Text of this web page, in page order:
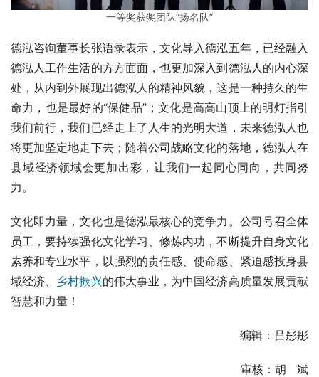
一等奖获奖团队“扬名队”
德泓咨询董事长张语录表示，文化导入德泓五年，已经融入
德泓人工作生活的方方面面，也更加深入到德泓人的内心深
处，从内到外展现出德泓人的精神风貌，这是一种持久的生
命力，也是最好的“保健品”；文化是高高山顶上的明灯指引
我们前行，我们已经走上了人生的光明大道，未来德泓人也
将更加坚定地走下去；随着公司战略文化的落地，德泓人在
县域经济领域会更加出彩，让我们一起同心同向，共同努
力。
文化即力量，文化也是德泓最核心的竞争力。公司号召全体
员工，要持续强化文化学习、修炼内功，不断提升自身文化
素养和专业水平，以强烈的责任感、使命感、紧迫感投身县
域经济、 乡村振兴的伟大事业，为中国经济高质量发展贡献
智慧和力量！
编辑：吕彤彤
审核：胡   斌